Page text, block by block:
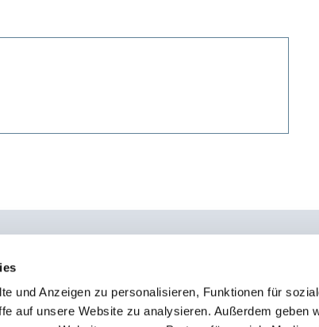
und Anzeigen zu personalisieren, Funktionen für
auf unsere Website zu analysieren. Außerdem geben
0451 - 4 79 95 0
info@osteopathie-institut-deutschland.de